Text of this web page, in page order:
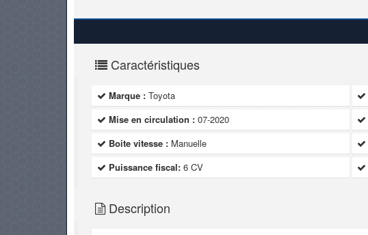
Caractéristiques
Marque : Toyota
Mise en circulation : 07-2020
Boite vitesse : Manuelle
Puissance fiscal: 6 CV
Description